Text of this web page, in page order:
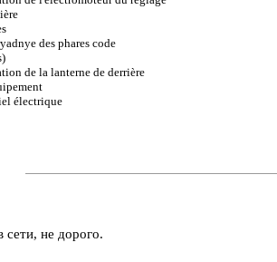
des phares code
de la lanterne de derrière
électrique
сети, не дорого.